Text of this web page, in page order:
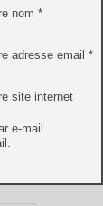
nom *
adresse email *
site internet
e-mail.